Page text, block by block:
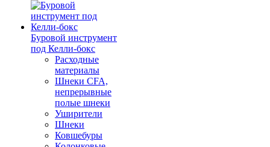
Буровой инструмент
под Келли-бокс
Расходные
материалы
Шнеки CFA,
непрерывные
полые шнеки
Уширители
Шнеки
Ковшебуры